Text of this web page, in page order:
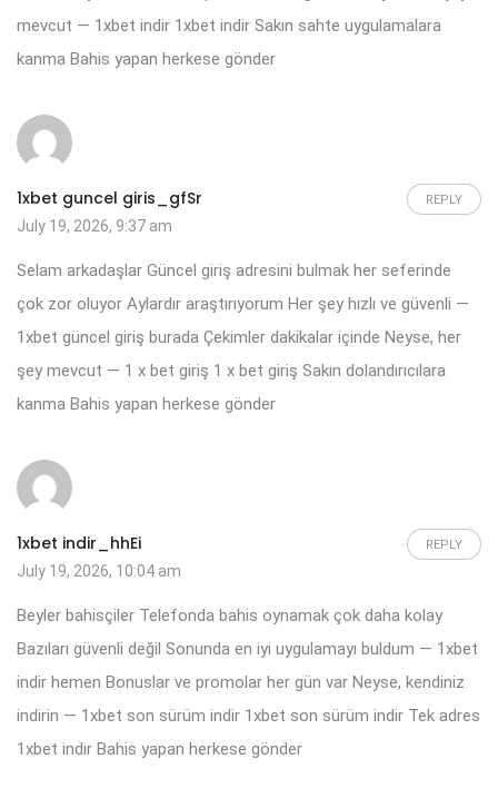
mevcut — 1xbet indir 1xbet indir Sakın sahte uygulamalara
kanma Bahis yapan herkese gönder
1xbet guncel giris_gfSr REPLY
July 19, 2026, 9:37 am
Selam arkadaşlar Güncel giriş adresini bulmak her seferinde
çok zor oluyor Aylardır araştırıyorum Her şey hızlı ve güvenli —
1xbet güncel giriş burada Çekimler dakikalar içinde Neyse, her
şey mevcut — 1 x bet giriş 1 x bet giriş Sakın dolandırıcılara
kanma Bahis yapan herkese gönder
1xbet indir_hhEi REPLY
July 19, 2026, 10:04 am
Beyler bahisçiler Telefonda bahis oynamak çok daha kolay
Bazıları güvenli değil Sonunda en iyi uygulamayı buldum — 1xbet
indir hemen Bonuslar ve promolar her gün var Neyse, kendiniz
indirin — 1xbet son sürüm indir 1xbet son sürüm indir Tek adres
1xbet indir Bahis yapan herkese gönder